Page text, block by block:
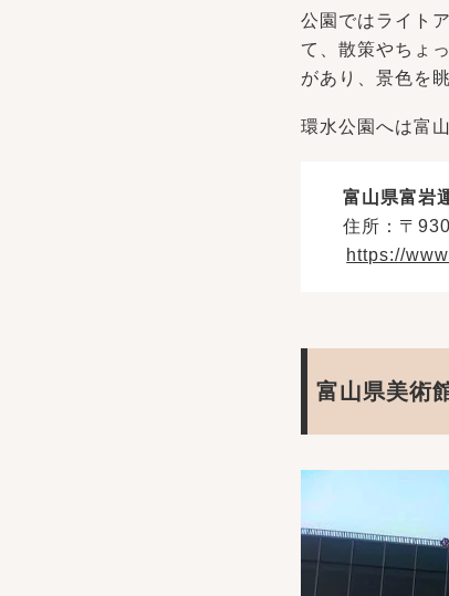
公園ではライト
て、散策やちょ
があり、景色を
環水公園へは富
富山県富岩
住所：〒
https://
富山県美術